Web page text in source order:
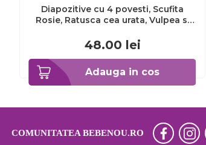
Adauga in cos
Diapozitive cu 4 povesti, Scufita
Rosie, Ratusca cea urata, Vulpea si
MD1111 BBJMD1111_Initiala
48.00 lei
COMUNITATEA BEBENOU.RO